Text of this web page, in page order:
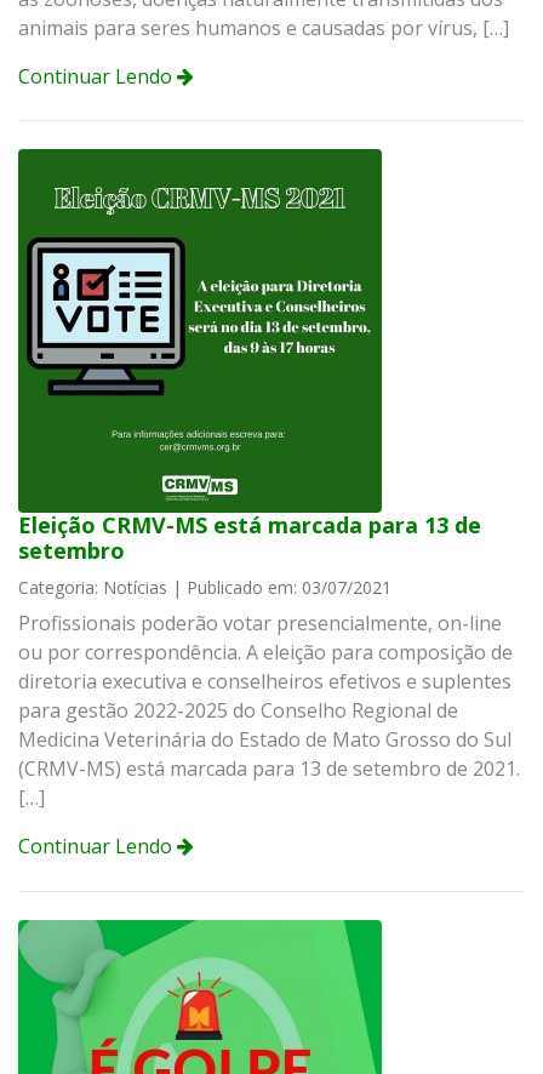
animais para seres humanos e causadas por vírus, […]
Continuar Lendo
Eleição CRMV-MS está marcada para 13 de
setembro
Categoria: Notícias | Publicado em: 03/07/2021
Profissionais poderão votar presencialmente, on-line
ou por correspondência. A eleição para composição de
diretoria executiva e conselheiros efetivos e suplentes
para gestão 2022-2025 do Conselho Regional de
Medicina Veterinária do Estado de Mato Grosso do Sul
(CRMV-MS) está marcada para 13 de setembro de 2021.
[…]
Continuar Lendo